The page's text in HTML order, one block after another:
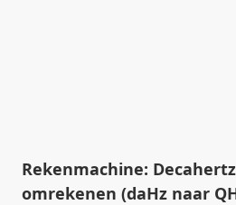
Rekenmachine:
omrekenen (daHz naar